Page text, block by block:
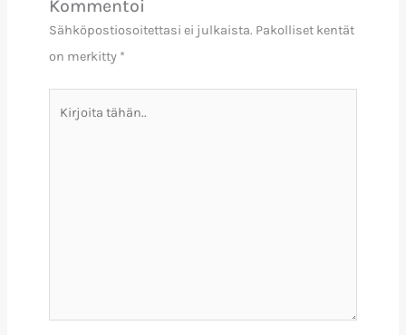
Kommentoi
Sähköpostiosoitettasi ei julkaista. Pakolliset kentät
on merkitty *